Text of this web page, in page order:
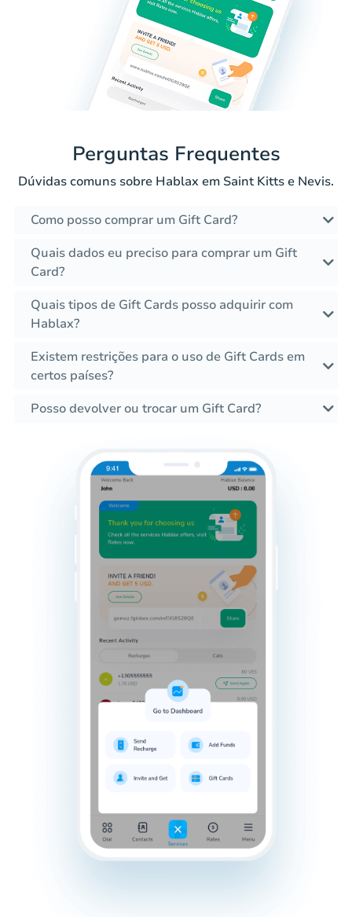
Perguntas Frequentes
Dúvidas comuns sobre Hablax em Saint Kitts e Nevis.
Como posso comprar um Gift Card?
Quais dados eu preciso para comprar um Gift
Card?
Quais tipos de Gift Cards posso adquirir com
Hablax?
Existem restrições para o uso de Gift Cards em
certos países?
Posso devolver ou trocar um Gift Card?